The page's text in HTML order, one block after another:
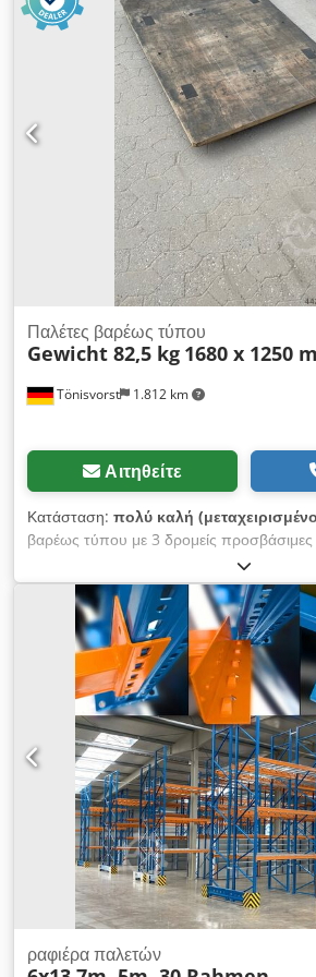
Tönisvorst 1.812 km
Παλέτες βαρέως τύπου
Gewicht 82,5 kg 1680 x 1250
Αιτηθείτε
Κατάσταση: πολύ καλή
βαρέως τύπου με 3 δρομείς
μήκος 1680 mm Dwjdpfx Apsl Uvv
Πάχος σανίδας 45 mm βάρος 82,5 kg
ραφιέρα παλετών